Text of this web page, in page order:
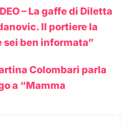
– La gaffe di Diletta
Il portiere la
sei ben informata”
Colombari parla
a “Mamma